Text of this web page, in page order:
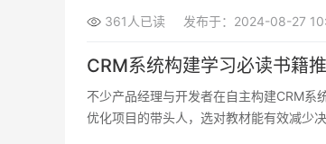
361人已读 发布于：2024-08-27
CRM系统构建学习必读书籍
不少产品经理与开发者在自主构建CRM
优化项目的带头人，选对教材能有效减少